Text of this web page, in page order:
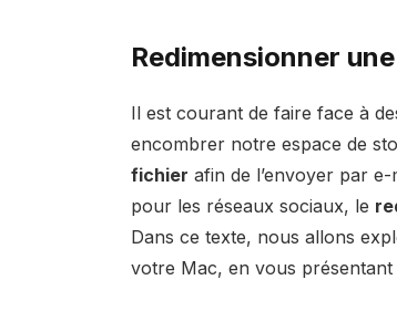
Redimensionner
Il est courant de faire face à
encombrer notre espace de
fichier afin de l’envoyer par
pour les réseaux sociaux, le
Dans ce texte, nous allons
votre Mac, en vous présentant